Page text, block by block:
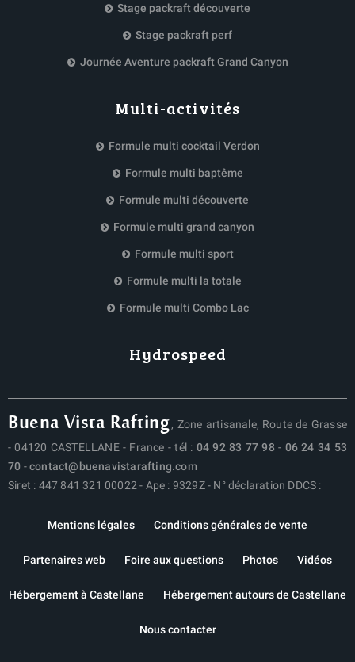
Hydrospeed
Stage packraft découverte
Stage packraft perf
Journée Aventure packraft Grand Canyon
Multi-activités
Formule multi cocktail Verdon
Formule multi baptême
Formule multi découverte
Formule multi grand canyon
Formule multi sport
Formule multi la totale
Formule multi Combo Lac
Buena Vista Rafting, Zone artisanale, Route de Grasse
- 04120 CASTELLANE - France - tél : 04 92 83 77 98 - 06 24 34 53
70 -contact@buenavistarafting.com
Siret : 447 841 321 00022 - Ape : 9329Z - N° déclaration DDCS :
Mentions légales Conditions générales de vente
Partenaires web Foire aux questions Photos Vidéos
Hébergement à Castellane Hébergement autours de Castellane
Nous contacter